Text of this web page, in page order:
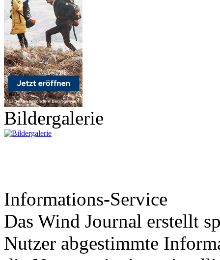
Bildergalerie
Informations-Service
Das Wind Journal erstellt
Nutzer abgestimmte